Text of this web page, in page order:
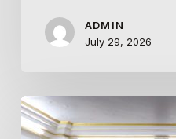
ADMIN
July 29, 2026
Kelas
Tafsir